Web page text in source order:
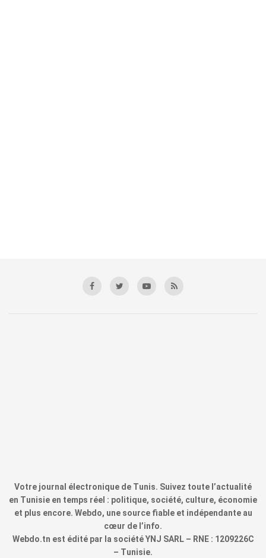
Votre journal électronique de Tunis. Suivez toute l’actualité
en Tunisie en temps réel : politique, société, culture, économie
et plus encore. Webdo, une source fiable et indépendante au
cœur de l’info.
Webdo.tn est édité par la société YNJ SARL – RNE : 1209226C
– Tunisie.